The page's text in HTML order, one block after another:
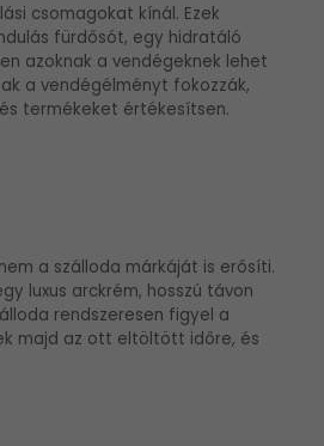
csomagokat kínál. Ezek
fürdősót, egy hidratáló
azoknak a vendégeknek lehet
a vendégélményt fokozzák,
termékeket értékesítsen.
a szálloda márkáját is erősíti.
luxus arckrém, hosszú távon
rendszeresen figyel a
majd az ott eltöltött időre, és